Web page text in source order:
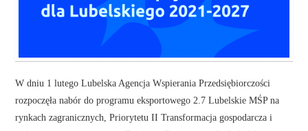
W dniu 1 lutego Lubelska Agencja Wspierania Przedsiębiorczości
rozpoczęła nabór do programu eksportowego 2.7 Lubelskie MŚP na
rynkach zagranicznych, Priorytetu II Transformacja gospodarcza i